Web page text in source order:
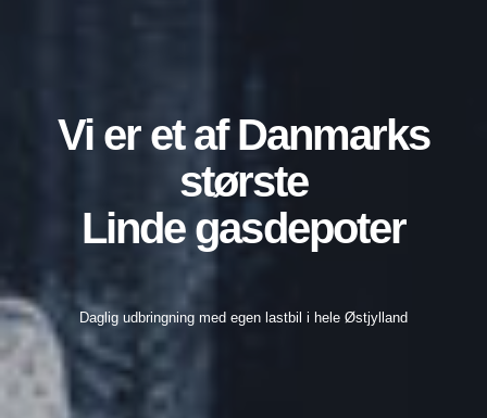
Vi er et af Danmarks
største
Linde gasdepoter
Daglig udbringning med egen lastbil i hele Østjylland